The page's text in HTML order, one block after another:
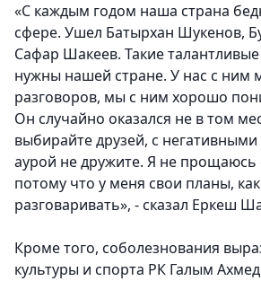
«С каждым годом наша страна
сфере. Ушел Батырхан Шукенов,
Сафар Шакеев. Такие
нужны нашей стране. У нас с ним
разговоров, мы с ним хорошо
Он случайно оказался не в том
выбирайте друзей, с
аурой не дружите. Я не
потому что у меня свои планы,
разговаривать», - сказал Еркеш
Кроме того, соболезнования
культуры и спорта РК Галым